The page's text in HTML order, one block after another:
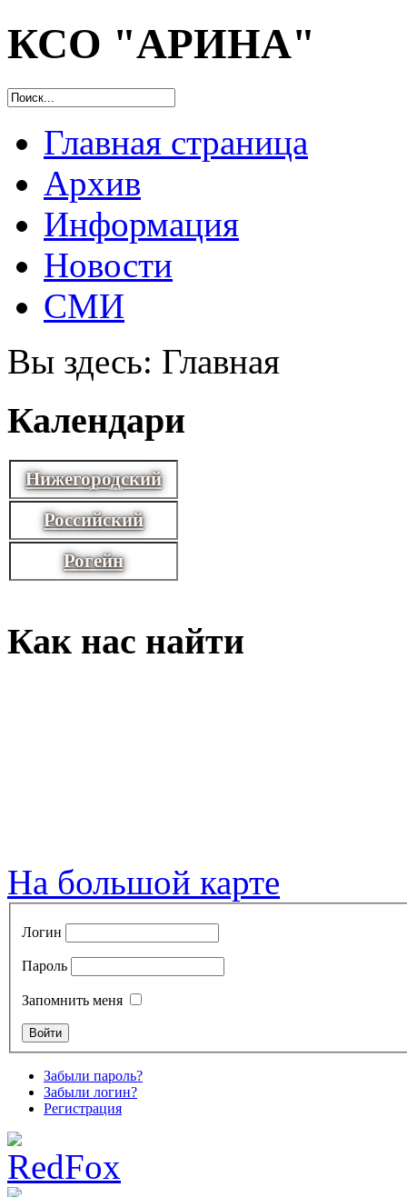
КСО "АРИНА"
Главная страница
Архив
Информация
Новости
СМИ
Вы здесь: Главная
Календари
Нижегородский
Российский
Рогейн
Как нас найти
На большой карте
Логин
Пароль
Запомнить меня
Забыли пароль?
Забыли логин?
Регистрация